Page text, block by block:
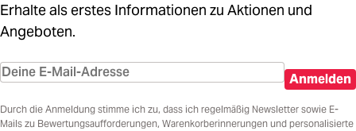
Erhalte als erstes Informationen zu Aktionen und
Angeboten.
Anmelden
Durch die Anmeldung stimme ich zu, dass ich regelmäßig Newsletter sowie E-
Mails zu Bewertungsaufforderungen, Warenkorberinnerungen und personalisierte